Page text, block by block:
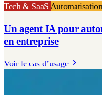
Tech & SaaS
Un agent IA pour
en entreprise
Voir le cas d’usage